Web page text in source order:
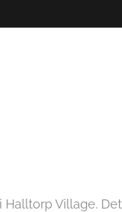
Village.